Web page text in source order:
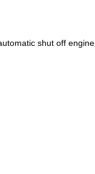
shut off engine